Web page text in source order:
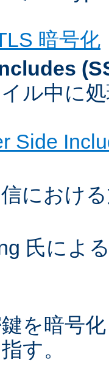
暗号化
ル中に
Side
におけ
氏によ
を暗号
す。